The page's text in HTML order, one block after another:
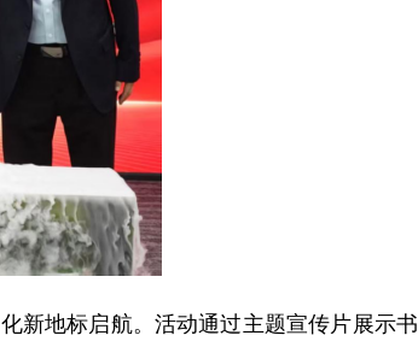
地标启航。活动通过主题宣传片展示书